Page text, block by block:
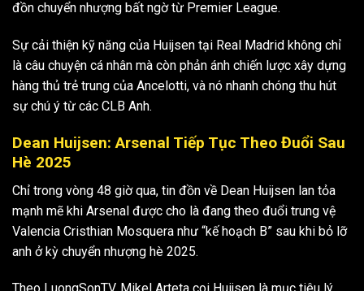
đồn chuyển nhượng bất ngờ từ Premier League.
Sự cải thiện kỹ năng của Huijsen tại Real Madrid không chỉ
là câu chuyện cá nhân mà còn phản ánh chiến lược xây dựng
hàng thủ trẻ trung của Ancelotti, và nó nhanh chóng thu hút
sự chú ý từ các CLB Anh.
Dean Huijsen: Arsenal Tiếp Tục Theo Đuổi Sau
Hè 2025
Chỉ trong vòng 48 giờ qua, tin đồn về Dean Huijsen lan tỏa
mạnh mẽ khi Arsenal được cho là đang theo đuổi trung vệ
Valencia Cristhian Mosquera như “kế hoạch B” sau khi bỏ lỡ
anh ở kỳ chuyển nhượng hè 2025.